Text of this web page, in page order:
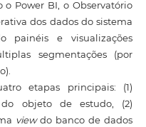
o Power BI, o Observatório
dos dados do sistema
painéis e visualizações
segmentações (por
etapas principais: (1)
objeto de estudo, (2)
viewdo banco de dados